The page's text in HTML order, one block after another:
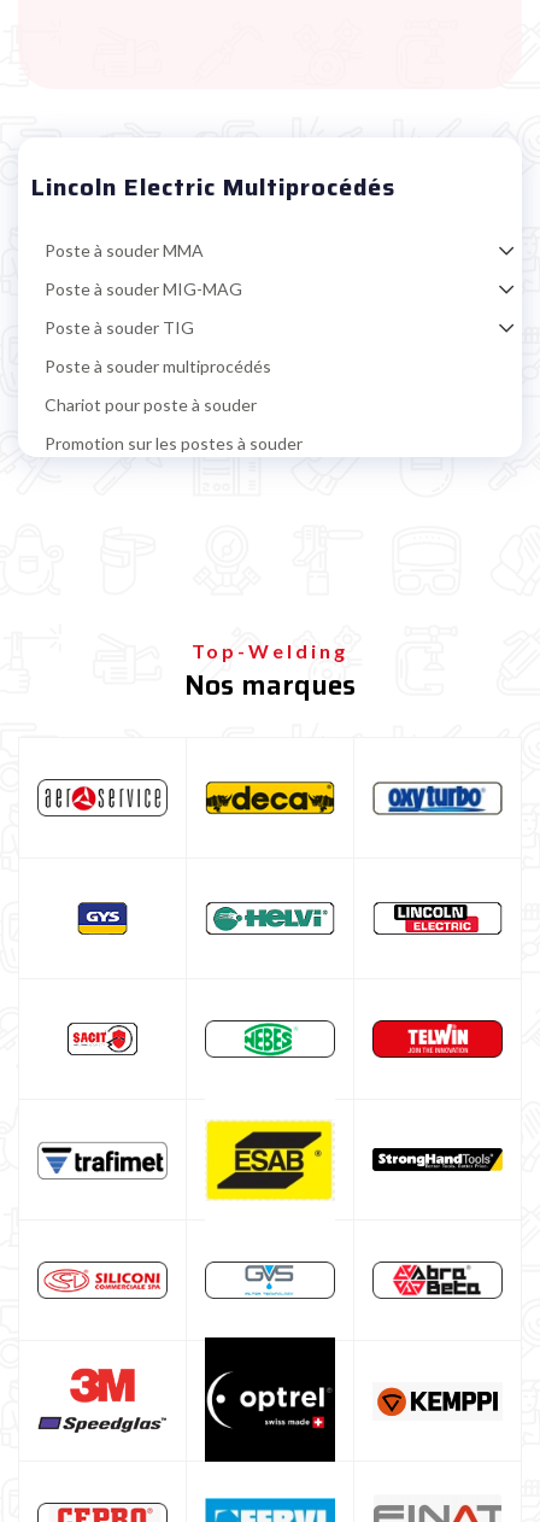
Lincoln Electric Multiprocédés
Poste à souder MMA
Poste à souder MIG-MAG
Poste à souder TIG
Poste à souder multiprocédés
Chariot pour poste à souder
Promotion sur les postes à souder
Poste à souder TELWIN
Poste à souder HELVI
Bouteille argon
Lincoln Electric multiprocédés
Lincoln Electric MMA
Lincoln Electric MIG
Poste à souder GYS
Promotion
Cagoule de soudure automatique
Masque de soudage professionnel
Poste à souder inverter italien
Poste à souder professionnel
Top-Welding
Nos marques